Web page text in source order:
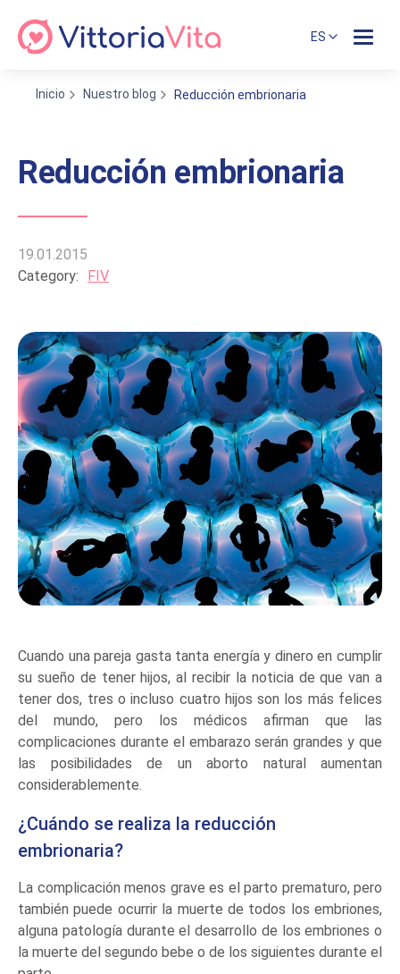
ES
Inicio Nuestro blog Reducción embrionaria
Reducción embrionaria
19.01.2015
Category:
FIV
Cuando una pareja gasta tanta energía y dinero en cumplir
su sueño de tener hijos, al recibir la noticia de que van a
tener dos, tres o incluso cuatro hijos son los más felices
del mundo, pero los médicos afirman que las
complicaciones durante el embarazo serán grandes y que
las posibilidades de un aborto natural aumentan
considerablemente.
¿Cuándo se realiza la reducción
embrionaria?
La complicación menos grave es el parto prematuro, pero
también puede ocurrir la muerte de todos los embriones,
alguna patología durante el desarrollo de los embriones o
la muerte del segundo bebe o de los siguientes durante el